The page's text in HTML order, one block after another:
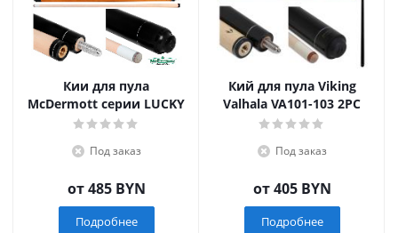
Кии для пула
McDermott серии LUCKY
Под заказ
от485 BYN
Подробнее
Кий для пула Viking
Valhala VA101-103 2PC
Под заказ
от405 BYN
Подробнее